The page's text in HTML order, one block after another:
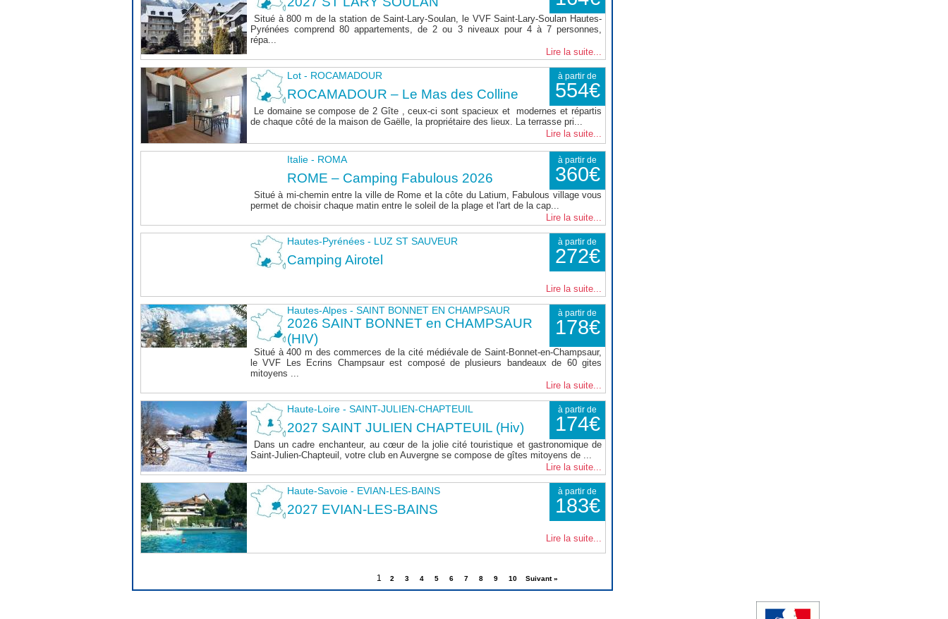
Situé à 800 m de la station de Saint-Lary-Soulan, le VVF Saint-Lary-Soulan Hautes-
Pyrénées comprend 80 appartements, de 2 ou 3 niveaux pour 4 à 7 personnes,
répa...
Lire la suite...
Lot - ROCAMADOUR à partir de
554€
ROCAMADOUR – Le Mas des Colline
Le domaine se compose de 2 Gîte , ceux-ci sont spacieux et modernes et répartis
de chaque côté de la maison de Gaëlle, la propriétaire des lieux. La terrasse pri...
Lire la suite...
Italie - ROMA à partir de
360€
ROME – Camping Fabulous 2026
Situé à mi-chemin entre la ville de Rome et la côte du Latium, Fabulous village vous
permet de choisir chaque matin entre le soleil de la plage et l'art de la cap...
Lire la suite...
Hautes-Pyrénées - LUZ ST SAUVEUR à partir de
272€
Camping Airotel
Lire la suite...
Hautes-Alpes - SAINT BONNET EN CHAMPSAUR à partir de
178€
2026 SAINT BONNET en CHAMPSAUR
(HIV)
Situé à 400 m des commerces de la cité médiévale de Saint-Bonnet-en-Champsaur,
le VVF Les Ecrins Champsaur est composé de plusieurs bandeaux de 60 gites
mitoyens ...
Lire la suite...
Haute-Loire - SAINT-JULIEN-CHAPTEUIL à partir de
174€
2027 SAINT JULIEN CHAPTEUIL (Hiv)
Dans un cadre enchanteur, au cœur de la jolie cité touristique et gastronomique de
Saint-Julien-Chapteuil, votre club en Auvergne se compose de gîtes mitoyens de ...
Lire la suite...
Haute-Savoie - EVIAN-LES-BAINS à partir de
183€
2027 EVIAN-LES-BAINS
Lire la suite...
1 2 3 4 5 6 7 8 9 10 Suivant »